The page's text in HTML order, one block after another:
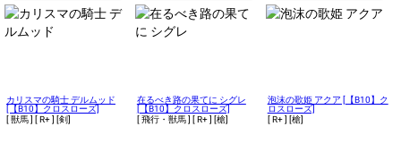
カリスマの騎士 デルムッド
[【B10】クロスローズ]
[ 獣馬 ] [ R+ ] [剣]
在るべき路の果てに シグレ
[【B10】クロスローズ]
[ 飛行・獣馬 ] [ R+ ] [槍]
泡沫の歌姫 アクア [【B10】ク
ロスローズ]
[ R+ ] [槍]